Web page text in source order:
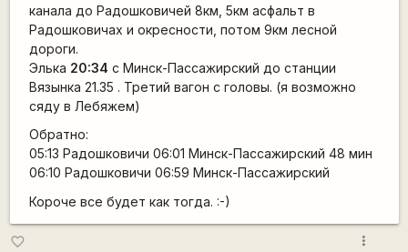
канала до Радошковичей 8км, 5км асфальт в
Радошковичах и окресности, потом 9км лесной
дороги.
Элька 20:34 с Минск-Пассажирский до станции
Вязынка 21.35 . Третий вагон с головы. (я возможно
сяду в Лебяжем)
Обратно:
05:13 Радошковичи 06:01 Минск-Пассажирский 48 мин
06:10 Радошковичи 06:59 Минск-Пассажирский
Короче все будет как тогда. :-)
favorite_border more_vert